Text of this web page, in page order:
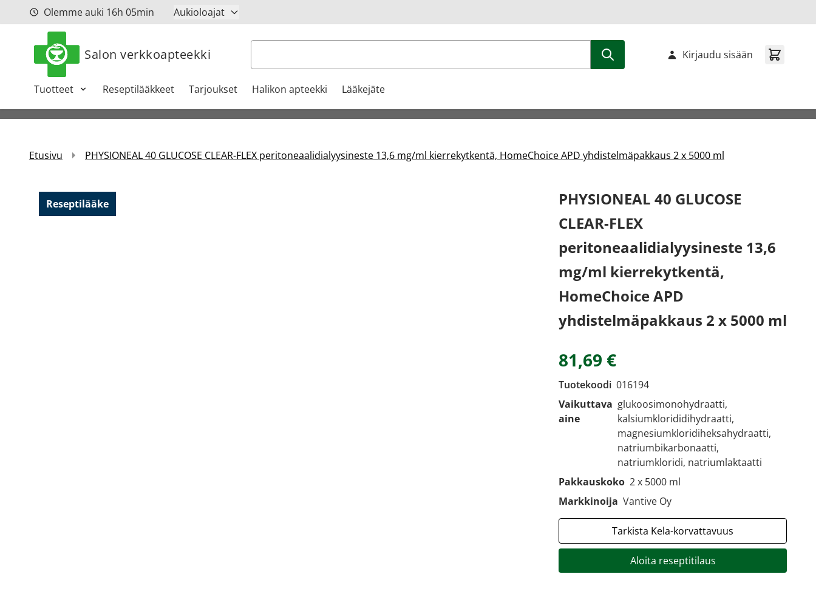
Siirry sisältöönOlemme auki 16h 05min Aukioloajat
Salon verkkoapteekki Haku
Tuotteet Reseptilääkkeet Tarjoukset Halikon apteekki Lääkejäte
Kirjaudu sisään
Etusivu PHYSIONEAL 40 GLUCOSE CLEAR-FLEX peritoneaalidialyysineste 13,6 mg/ml kierrekytkentä, HomeChoice APD yhdistelmäpakkaus 2 x 5000 ml
Reseptilääke
PHYSIONEAL 40 GLUCOSE
CLEAR-FLEX
peritoneaalidialyysineste 13,6
mg/ml kierrekytkentä,
HomeChoice APD
yhdistelmäpakkaus 2 x 5000 ml
81,69 €
Tuotekoodi 016194
Vaikuttava
aine
glukoosimonohydraatti,
kalsiumklorididihydraatti,
magnesiumkloridiheksahydraatti,
natriumbikarbonaatti,
natriumkloridi, natriumlaktaatti
Pakkauskoko 2 x 5000 ml
Markkinoija Vantive Oy
Tarkista Kela-korvattavuus
Aloita reseptitilaus